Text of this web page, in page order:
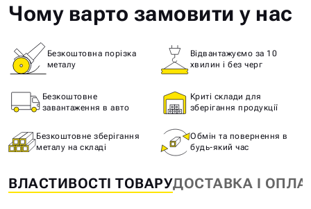
Чому варто замовити у нас
Безкоштовна порізка
металу
Відвантажуємо за 10
хвилин і без черг
Безкоштовне
завантаження в авто
Криті склади для
зберігання продукції
Безкоштовне зберігання
металу на складі
Обмін та повернення в
будь-який час
ВЛАСТИВОСТІ ТОВАРУДОСТАВКА І